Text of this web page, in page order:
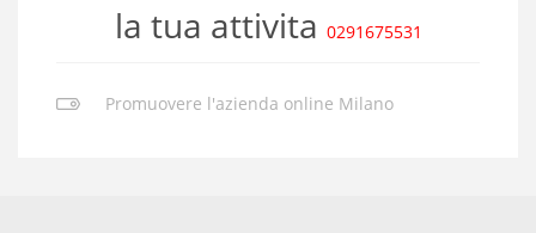
la tua attivita 0291675531
Promuovere l'azienda online Milano